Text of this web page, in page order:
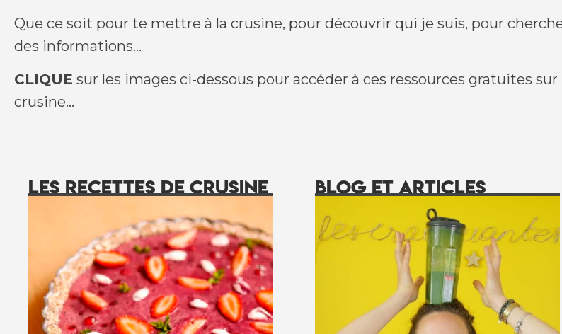
Que ce soit pour te mettre à la crusine, pour découvrir qui je suis, pour
des informations…
CLIQUE sur les images ci-dessous pour accéder à ces ressources gratuites sur
crusine…
Les recettes de crusine blog et articles